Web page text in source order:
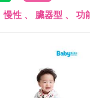
怕因為疏忽大意而延
慢性 、 臟器型 、 功